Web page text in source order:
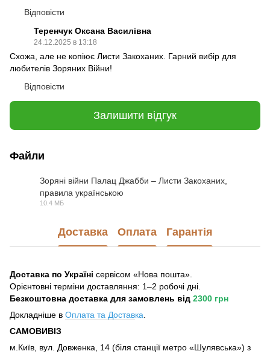
Відповісти
Теренчук Оксана Василівна
24.12.2025 в 13:18
Схожа, але не копіює Листи Закоханих. Гарний вибір для
любителів Зоряних Війни!
Відповісти
Залишити відгук
Файли
Зоряні війни Палац Джабби – Листи Закоханих,
правила українською
10.4 МБ
Доставка Оплата Гарантія
Доставка по Україні сервісом «Нова пошта».
Орієнтовні терміни доставляння: 1–2 робочі дні.
Безкоштовна доставка для замовлень від 2300 грн
Докладніше в Оплата та Доставка
САМОВИВІЗ
м.Київ, вул. Довженка, 14 (біля станції метро «Шулявська») з